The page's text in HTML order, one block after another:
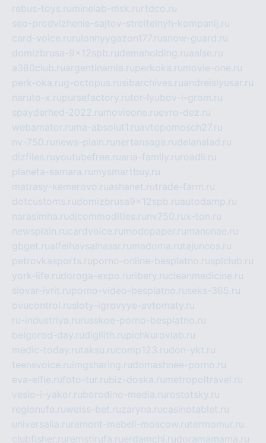
rebus-toys.ru minelab-msk.ru rtdco.ru
seo-prodvizhenie-sajtov-stroitelnyh-kompanij.ru
card-voice.ru rulonnyygazon177.rusnow-guard.ru
domizbrusa-9x12spb.rudemaholding.ruaalse.ru
a380club.ruargentinamia.ruperkoka.ru movie-one.ru
perk-oka.rug-octopus.rusibarchives.ruandreislyusar.ru
naruto-x.rupursefactory.rutor-lyubov-i-grom.ru
spayderhed-2022.ru movieone.ruevro-dez.ru
webamator.ru ma-absolut1.ruavtopomosch27.ru
nv-750.ru news-plain.ru nertansaga.rudelanalad.ru
dizfiles.ruyoutubefree.ruaria-family.ru roadli.ru
planeta-samara.ru mysmartbuy.ru
matrasy-kemerovo.ruashanet.rutrade-farm.ru
dotcustoms.rudomizbrusa9x12spb.ruautodamp.ru
narasimha.rudjcommodities.ru nv750.rux-ton.ru
newsplain.rucardvoice.ru modopaper.ru manunae.ru
gbget.rualfeihavsalnassr.ru madoma.rutajuncos.ru
petrovkasports.ruporno-online-besplatno.rusplclub.ru
york-life.rudoroga-expo.ru ribery.rucleanmedicine.ru
slovar-ivrit.ruporno-video-besplatno.ruseks-365.ru
ovucontrol.rusloty-igrovyye-avtomaty.ru
ru-industriya.ru russkoe-porno-besplatno.ru
belgorod-day.rudigilith.rupichkurovlab.ru
medic-today.rutaksu.rucomp123.rudon-ykt.ru
teensvoice.ru imgsharing.rudomashnee-porno.ru
eva-elfie.rufoto-tur.rubiz-doska.ru metropoltravel.ru
veslo-i-yakor.ruborodino-media.ru rostotsky.ru
regionufa.ruweiss-bet.ruzaryna.rucasinotablet.ru
universalia.ru remont-mebeli-moscow.rutermomur.ru
clubfisher.ru remstirufa.ruerdamchi.rudoramamama.ru